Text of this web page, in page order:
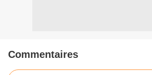
Commentaires